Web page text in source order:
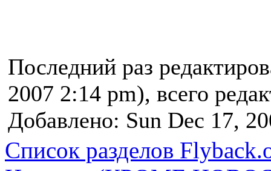
Последний раз
2007 2:14 pm), всего
Добавлено: Sun Dec 17,
Список разделов